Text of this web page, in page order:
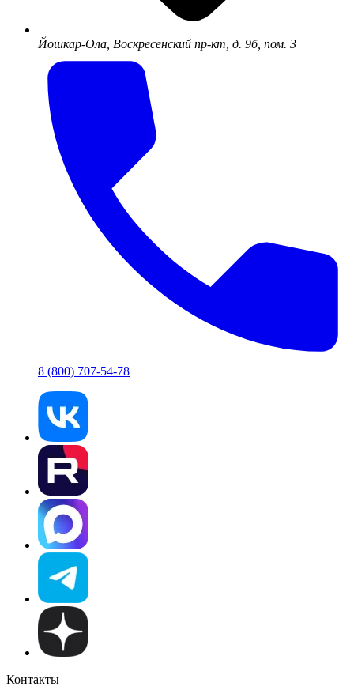
Йошкар-Ола, Воскресенский пр-кт, д. 9б, пом. 3
8 (800) 707-54-78
Контакты